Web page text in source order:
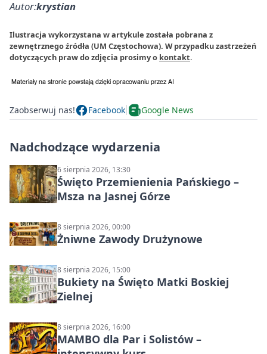
Autor:krystian
Ilustracja wykorzystana w artykule została pobrana z
zewnętrznego źródła (UM Częstochowa). W przypadku zastrzeżeń
dotyczących praw do zdjęcia prosimy o kontakt.
Zaobserwuj nas! Facebook Google News
Nadchodzące wydarzenia
6 sierpnia 2026, 13:30
Święto Przemienienia Pańskiego –
Msza na Jasnej Górze
8 sierpnia 2026, 00:00
Żniwne Zawody Drużynowe
8 sierpnia 2026, 15:00
Bukiety na Święto Matki Boskiej
Zielnej
8 sierpnia 2026, 16:00
MAMBO dla Par i Solistów –